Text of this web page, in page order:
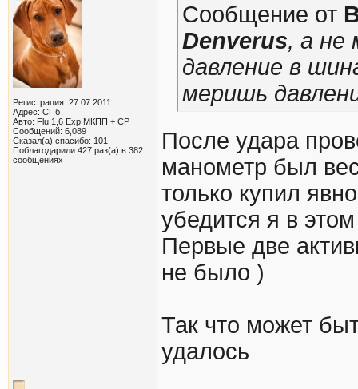
Регистрация: 27.07.2011
Адрес: СПб
Авто: Flu 1,6 Exp МКПП + СР
Сообщений: 6,089
Сказал(а) спасибо: 101
Поблагодарили 427 раз(а) в 382
сообщениях
Сообщение от
Denverus, а не
давление в
меришь
После удара
манометр был
только купил
убедится я в
Первые две
не было )
Так что может
удалось